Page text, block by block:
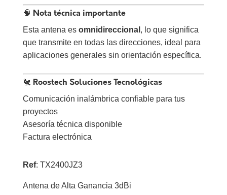
🧠 Nota técnica importante
Esta antena es omnidireccional , lo que significa
que transmite en todas las direcciones, ideal para
aplicaciones generales sin orientación específica.
🐔 Roostech Soluciones Tecnológicas
Comunicación inalámbrica confiable para tus
proyectos
Asesoría técnica disponible
Factura electrónica
Ref: TX2400JZ3
Antena de Alta Ganancia 3dBi